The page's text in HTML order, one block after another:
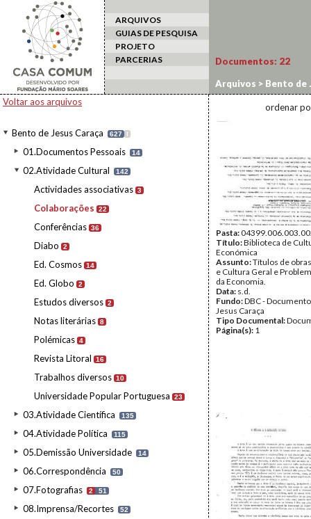
ARQUIVOS
GUIAS DE PESQUISA
PROJETO
PARCERIAS
Voltar aos arquivos
Bento de Jesus Caraça 627 I
01.Documentos Pessoais 14
02.Atividade Cultural 142
Actividades associativas 3
Colaborações 22
Conferências 36
Diabo 2
Ed. Cosmos 14
Ed. Globo 2
Estudos diversos 2
Notas literárias 8
Polémicas 4
Revista Litoral 16
Trabalhos diversos 10
Universidade Popular Portuguesa 23
03.Atividade Científica 135
04.Atividade Política 115
05.Demissão Universidade 14
06.Correspondência 50
07.Fotografias 2 51
08.Imprensa/Recortes 52
Documentos: 22
Arquivos > Bento de
ordenar
Pasta:
Título:Biblioteca de
Económica
Assunto:Títulos de
e Cultura Geral e
da Economia.
Data: s.d.
Fundo:DBC -
Jesus Caraça
Tipo Documental:
Página(s): 1